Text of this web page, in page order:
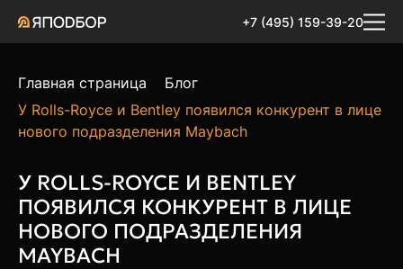
+7 (495) 159-39-20
Главная страница
Блог
У Rolls-Royce и Bentley появился конкурент в лице
нового подразделения Maybach
У ROLLS-ROYCE И BENTLEY
ПОЯВИЛСЯ КОНКУРЕНТ В ЛИЦЕ
НОВОГО ПОДРАЗДЕЛЕНИЯ
MAYBACH